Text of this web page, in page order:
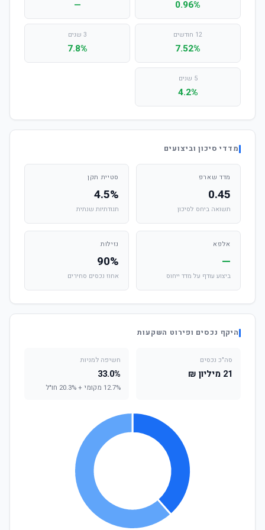
0.96%
—
12 חודשים
7.52%
3 שנים
7.8%
5 שנים
4.2%
מדדי סיכון וביצועים
מדד שארפ
0.45
תשואה ביחס לסיכון
סטיית תקן
4.5%
תנודתיות שנתית
אלפא
—
ביצוע עודף על מדד ייחוס
נזילות
90%
אחוז נכסים סחירים
היקף נכסים ופירוט השקעות
סה"כ נכסים
21 מיליון ₪
חשיפה למניות
33.0%
12.7% מקומי + 20.3% חו"ל